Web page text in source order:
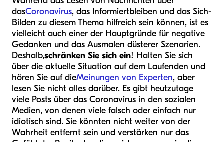
dasCoronavirus, das Informiertbleiben und das Sich-
Bilden zu diesem Thema hilfreich sein können, ist es
vielleicht auch einer der Hauptgründe für negative
Gedanken und das Ausmalen düsterer Szenarien.
Deshalb,schränken Sie sich ein! Halten Sie sich
über die aktuelle Situation auf dem Laufenden und
hören Sie auf dieMeinungen von Experten, aber
lesen Sie nicht alles darüber. Es gibt heutzutage
viele Posts über das Coronavirus in den sozialen
Medien, von denen viele falsch oder einfach nur
idiotisch sind. Sie könnten nicht weiter von der
Wahrheit entfernt sein und verstärken nur das